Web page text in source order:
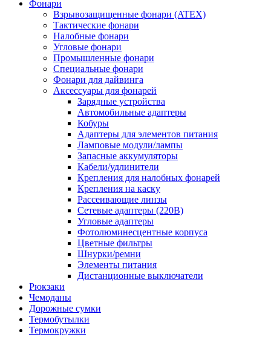
Фонари
Взрывозащищенные фонари (ATEX)
Тактические фонари
Налобные фонари
Угловые фонари
Промышленные фонари
Специальные фонари
Фонари для дайвинга
Аксессуары для фонарей
Зарядные устройства
Автомобильные адаптеры
Кобуры
Адаптеры для элементов питания
Ламповые модули/лампы
Запасные аккумуляторы
Кабели/удлинители
Крепления для налобных фонарей
Крепления на каску
Рассеивающие линзы
Сетевые адаптеры (220В)
Угловые адаптеры
Фотолюминесцентные корпуса
Цветные фильтры
Шнурки/ремни
Элементы питания
Дистанционные выключатели
Рюкзаки
Чемоданы
Дорожные сумки
Термобутылки
Термокружки